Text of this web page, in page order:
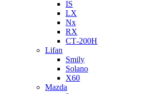
IS
LX
Nx
RX
СТ-200H
Lifan
Smily
Solano
X60
Mazda